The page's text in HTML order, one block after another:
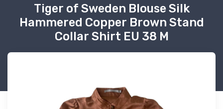
Tiger of Sweden Blouse Silk
Hammered Copper Brown Stand
Collar Shirt EU 38 M